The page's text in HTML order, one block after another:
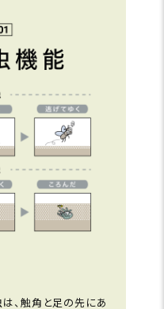
、触角と足の先にあ